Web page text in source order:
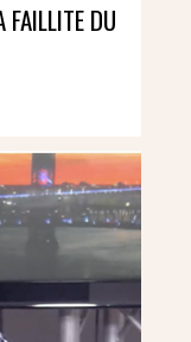
FAILLITE DU